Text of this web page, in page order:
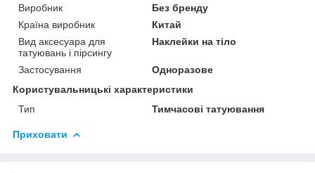
Виробник
Без бренду
Країна виробник
Китай
Вид аксесуара для
татуювань і пірсингу
Наклейки на тіло
Застосування
Одноразове
Користувальницькі характеристики
Тип
Тимчасові татуювання
Приховати